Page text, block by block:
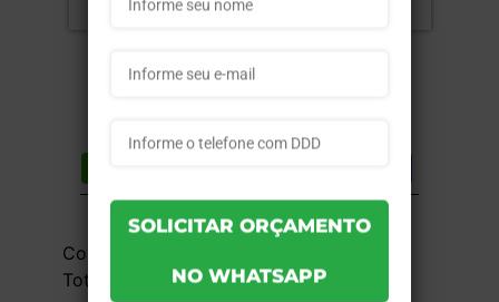
DESCRIÇÃO DO PRODUTO
Couchê 250g - 4x0 - 15x24,5 cm - UV
Total Frente - 10 unid